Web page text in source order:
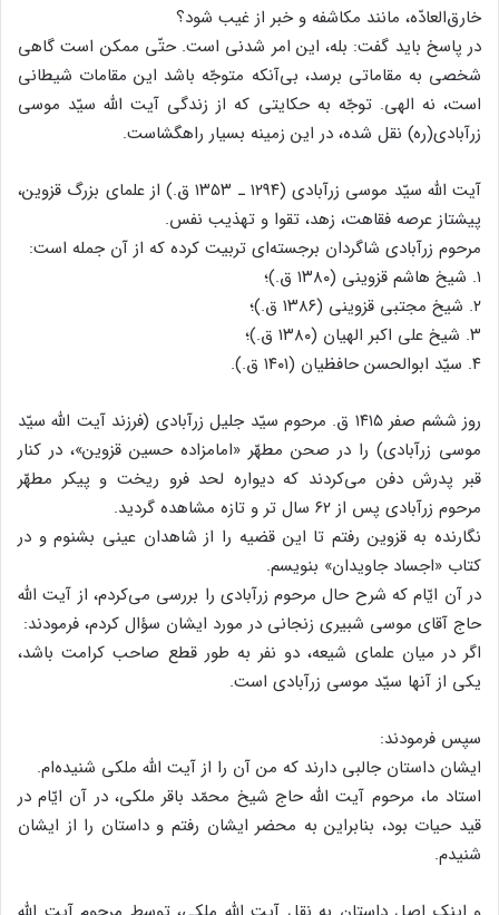
خارق‌العادّه، مانند مکاشفه و خبر از غیب شود؟
در پاسخ باید گفت: بله، این امر شدنی است. حتّی ممکن است گاهی
شخصی به مقاماتی برسد، بی‌آنکه متوجّه باشد این مقامات شیطانی
است، نه الهی. توجّه به حکایتی که از زندگی آیت الله سیّد موسی
زرآبادی(ره) نقل شده، در این زمینه بسیار راهگشاست.
آیت الله سیّد موسی زرآبادی (۱۲۹۴ ـ ۱۳۵۳ ق.) از علمای بزرگ قزوین،
پیشتاز عرصه فقاهت، زهد، تقوا و تهذیب نفس.
مرحوم زرآبادی شاگردان برجسته‌ای تربیت کرده که از آن جمله است:
۱. شیخ هاشم قزوینی (۱۳۸۰ ق.)؛
۲. شیخ مجتبی قزوینی (۱۳۸۶ ق.)؛
۳. شیخ علی اکبر الهیان (۱۳۸۰ ق.)؛
۴. سیّد ابوالحسن حافظیان (۱۴۰۱ ق.).
روز ششم صفر ۱۴۱۵ ق. مرحوم سیّد جلیل زرآبادی (فرزند آیت الله سیّد
موسی زرآبادی) را در صحن مطهّر «امامزاده حسین قزوین»، در کنار
قبر پدرش دفن می‌کردند که دیواره لحد فرو ریخت و پیکر مطهّر
مرحوم زرآبادی پس از ۶۲ سال تر و تازه مشاهده گردید.
نگارنده به قزوین رفتم تا این قضیه را از شاهدان عینی بشنوم و در
کتاب «اجساد جاویدان» بنویسم.
در آن ایّام که شرح حال مرحوم زرآبادی را بررسی می‌کردم، از آیت الله
حاج آقای موسی شبیری زنجانی در مورد ایشان سؤال کردم، فرمودند:
اگر در میان علمای شیعه، دو نفر به طور قطع صاحب کرامت باشد،
یکی از آنها سیّد موسی زرآبادی است.
سپس فرمودند:
ایشان داستان جالبی دارند که من آن را از آیت الله ملکی شنیده‌ام.
استاد ما، مرحوم آیت الله حاج شیخ محمّد باقر ملکی، در آن ایّام در
قید حیات بود، بنابراین به محضر ایشان رفتم و داستان را از ایشان
شنیدم.